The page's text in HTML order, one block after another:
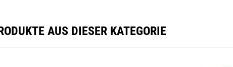
AUS DIESER KATEGORIE